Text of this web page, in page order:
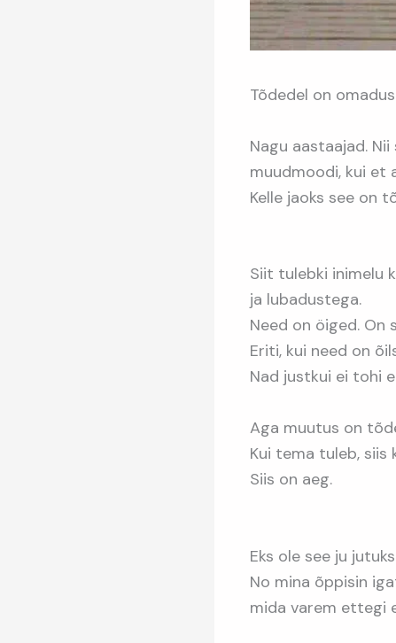
Tõdedel on
Nagu aastaajad.
muudmoodi, kui et
Kelle jaoks see on
Siit tulebki inimelu
ja lubadustega.
Need on öiged. On
Eriti, kui need on
Nad justkui ei tohi
Aga muutus on
Kui tema tuleb, siis
Siis on aeg.
Eks ole see ju
No mina õppisin
mida varem ettegi